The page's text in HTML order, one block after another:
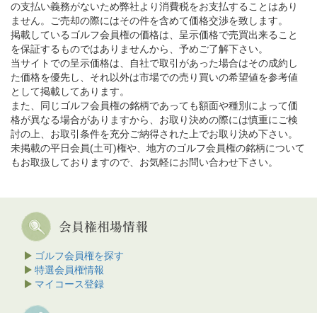
の支払い義務がないため弊社より消費税をお支払することはあり
ません。ご売却の際にはその件を含めて価格交渉を致します。
掲載しているゴルフ会員権の価格は、呈示価格で売買出来ること
を保証するものではありませんから、予めご了解下さい。
当サイトでの呈示価格は、自社で取引があった場合はその成約し
た価格を優先し、それ以外は市場での売り買いの希望値を参考値
として掲載してあります。
また、同じゴルフ会員権の銘柄であっても額面や種別によって価
格が異なる場合がありますから、お取り決めの際には慎重にご検
討の上、お取引条件を充分ご納得された上でお取り決め下さい。
未掲載の平日会員(土可)権や、地方のゴルフ会員権の銘柄について
もお取扱しておりますので、お気軽にお問い合わせ下さい。
ゴルフ会員権を探す
特選会員権情報
マイコース登録